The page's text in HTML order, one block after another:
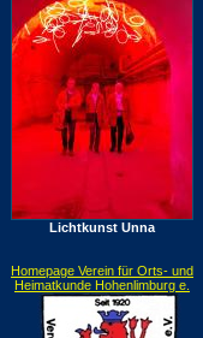
Lichtkunst Unna
Homepage Verein für Orts- und
Heimatkunde Hohenlimburg e.